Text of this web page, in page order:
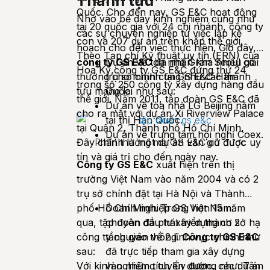
Quốc. Cho đến nay, GS E&C hoạt động
tại 20 quốc gia với 24 chi nhánh, công ty
con và 207 dự án trên khắp thế giới.
Theo Tạp chí Kỹ thuật uy tín (ERN) của
Hoa Kỳ,công ty GS E&C đứng thứ 24
trong số 250 công ty xây dựng hàng đầu
thế giới. Năm 2011, tập đoàn GS E&C đã
cho ra mắt với dự án Xi Riverview Palace
tại Quận 2, Thành phố Hồ Chí Minh.
Đây chính là một dự án vẫn giữ được uy
tín và giá trị cho đến ngày nay.
Nhờ vào bề dày kinh nghiệm cũng như
các sự chuyên nghiệp từ việc lập kế
hoạch cho đến việc thực hiện. Giờ đây,
công ty GS E&Cđã nhận khá nhiều giải
thưởng cho mình cũng như các thành
tựu mang lại như sau:
Dự án về tòa nhà Gran Seoul có
trụ sở chính tại GS E&C Hàn
Quốc.
Dự án về tòa nhà LG Beijing nằm
tại thị Hàn Quốc.
Dự án về trung tâm hội nghị Coex.
Phần thưởng mà GS E&C có được
Công ty GS E&Cxuất hiện trên thị
trường Việt Nam vào năm 2004 và có 2
trụ sở chính đặt tại Hà Nội và Thành
phố Hồ Chí Minh. Trong hơn 15 năm
qua, tập đoàn đã phát triển thành 2
công ty chuyên về 2 lĩnh vực chính như
sau:
Doanh nghiệp GS Việt Nam:
chuyên đầu tư xây dựng cơ sở hạ
tầng giao thông.Công ty GS E&C
đã trực tiếp tham gia xây dựng
vào những tuyến đường như: Tân
Với kinh nghiệm tích lũy được, các dự án